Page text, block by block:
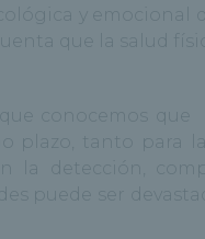
y emocional
que la salud
conocemos
plazo, tanto para
la detección,
puede ser